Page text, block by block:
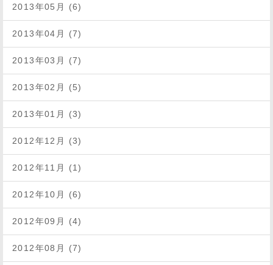
2013年05月 (6)
2013年04月 (7)
2013年03月 (7)
2013年02月 (5)
2013年01月 (3)
2012年12月 (3)
2012年11月 (1)
2012年10月 (6)
2012年09月 (4)
2012年08月 (7)